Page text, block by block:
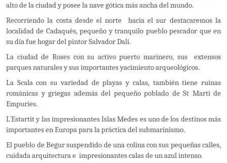
alto de la ciudad y posee la nave góticamás ancha del mundo.
Recorriendo la costa desde el norte hacia el sur destacaremos la
localidad de Cadaqués, pequeño y tranquilo pueblo pescador que en
su día fue hogar del pintor Salvador Dalí.
La ciudad de Roses con su activo puerto marinero, sus extensos
parques naturales y sus importantes yacimiento arqueológicos.
La Scala con su variedad de playas y calas, también tiene ruinas
románicas y griegas además del pequeño poblado de St Marti de
Empuries.
L´Estartit y las impresionantes Islas Medes es uno de los destinos más
importantes en Europa para la práctica del submarinismo.
El pueblo de Begur suspendido de una colina con sus pequeñas calles,
cuidada arquitectura e impresionantes calas de un azul intenso.